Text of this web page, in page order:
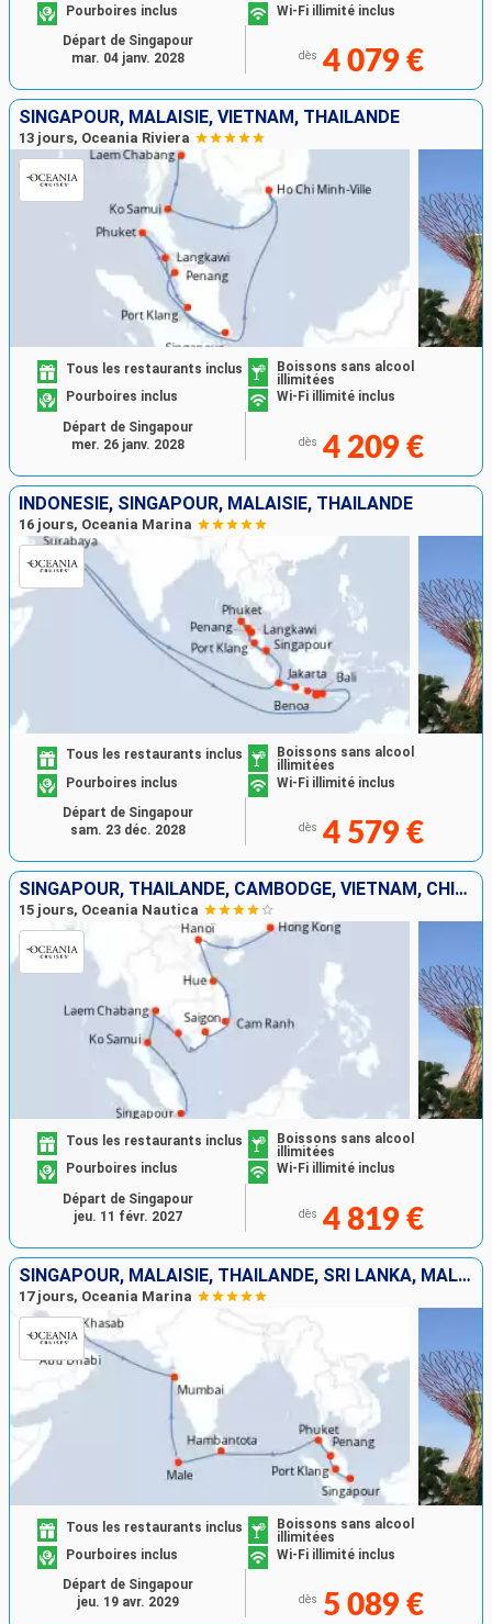
Pourboires inclus
Wi-Fi illimité inclus
dès 4 079 €
Départ de Singapour
mar. 04 janv. 2028
SINGAPOUR, MALAISIE, VIETNAM, THAÏLANDE
13 jours, Oceania Riviera
Tous les restaurants inclus
Boissons sans alcool
illimitées
Pourboires inclus
Wi-Fi illimité inclus
dès 4 209 €
Départ de Singapour
mer. 26 janv. 2028
INDONÉSIE, SINGAPOUR, MALAISIE, THAÏLANDE
16 jours, Oceania Marina
Tous les restaurants inclus
Boissons sans alcool
illimitées
Pourboires inclus
Wi-Fi illimité inclus
dès 4 579 €
Départ de Singapour
sam. 23 déc. 2028
SINGAPOUR, THAÏLANDE, CAMBODGE, VIETNAM, CHINE
15 jours, Oceania Nautica
Tous les restaurants inclus
Boissons sans alcool
illimitées
Pourboires inclus
Wi-Fi illimité inclus
dès 4 819 €
Départ de Singapour
jeu. 11 févr. 2027
SINGAPOUR, MALAISIE, THAÏLANDE, SRI LANKA, MALDIVES, INDE, OMAN, EMIRATS ARABES UNIS
17 jours, Oceania Marina
Tous les restaurants inclus
Boissons sans alcool
illimitées
Pourboires inclus
Wi-Fi illimité inclus
dès 5 089 €
Départ de Singapour
jeu. 19 avr. 2029